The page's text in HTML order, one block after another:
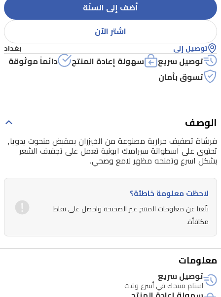
أضف إلى السلّة
اشتر الآن
توصيل إلى بغداد
توصيل سريع سهولة إعادة المنتج
دائماً موثوقة
تسوق بأمان
الوصف
فرشاة تصفيف حرارية مصنوعة من الخيزران بمقبض منحوت يدويا,
تحتوي على اسطوانة سيراميك ايونية تعمل على تجفيف الشعر
بشكل اسرع وتمنحه مظهر لامع وصحي.
لاحظت معلومة خاطئة؟
بلّغنا عن معلومات المنتج غير الصحيحة واحصل على نقاط
مكافأة.
معلومات
توصيل سريع
استلم منتجك في أسرع وقت